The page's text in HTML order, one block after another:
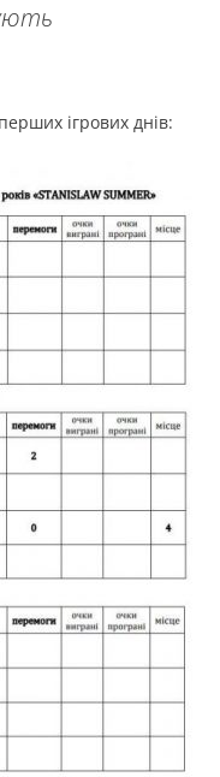
ігрових днів: